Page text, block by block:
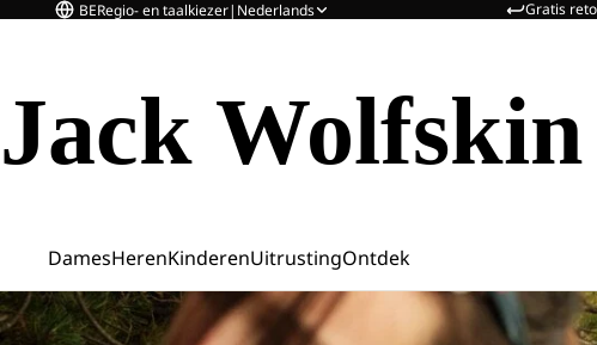
Gratis
BERegio- en taalkiezer| Nederlands
Jack Wolfskin
DamesHerenKinderenUitrustingOntdek